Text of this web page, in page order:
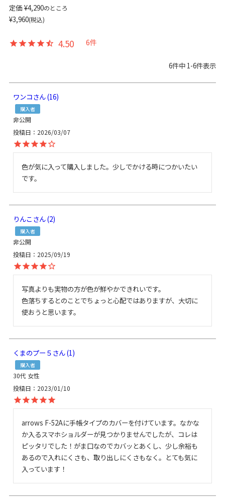
定価 ¥4,290のところ
¥3,960 税込
4.50 6
6件中 1-6件表示
ワンコ 16
購入者
非公開
投稿日
2026/03/07
色が気に入って購入しました。少しでかける時につかいたい
です。
りんこ 2
購入者
非公開
投稿日
2025/09/19
写真よりも実物の方が色が鮮やかできれいです。
色落ちするとのことでちょっと心配ではありますが、大切に
使おうと思います。
くまのプー５ 1
購入者
30代 女性
投稿日
2023/01/10
arrows F-52Aに手帳タイプのカバーを付けています。なかな
か入るスマホショルダーが見つかりませんでしたが、コレは
ピッタリでした！がま口なのでカバッとあくし、少し余裕も
あるので入れにくさも、取り出しにくさもなく。とても気に
入っています！